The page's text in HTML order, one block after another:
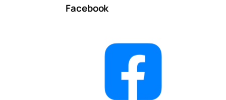
Facebook